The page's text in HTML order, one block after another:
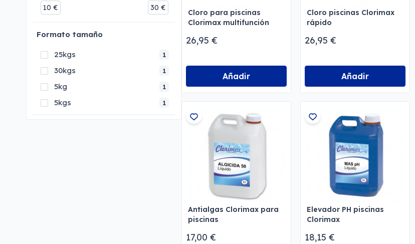
10 € 30 €
Formato tamaño
25kgs 1
30kgs 1
5kg 1
5kgs 1
Cloro para piscinas
Clorimax multifunción
26,95 €
Añadir
Cloro piscinas Clorimax
rápido
26,95 €
Añadir
Antialgas Clorimax para
piscinas
17,00 €
Elevador PH piscinas
Clorimax
18,15 €